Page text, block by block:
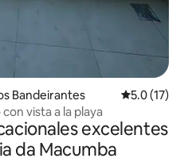
Bandeirantes Calificación
5.0 (17)
vista a la playa
excelentes
da Macumba